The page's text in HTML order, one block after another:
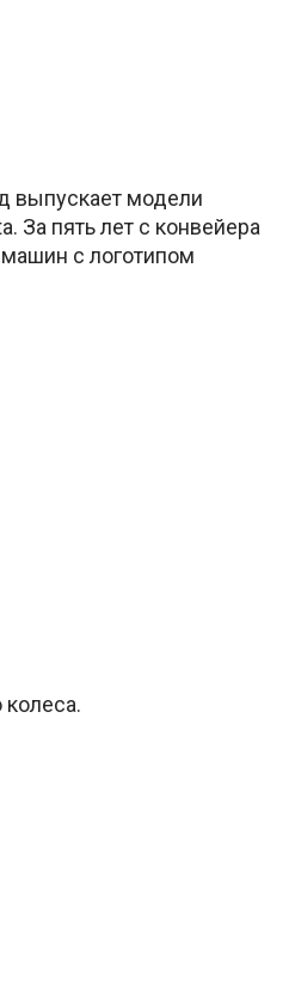
выпускает модели
За пять лет с конвейера
с логотипом
колеса.